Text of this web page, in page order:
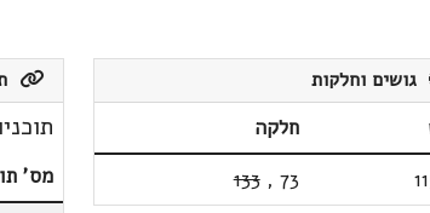
גושים וחלקות
חלקה
73
,
133 מס'